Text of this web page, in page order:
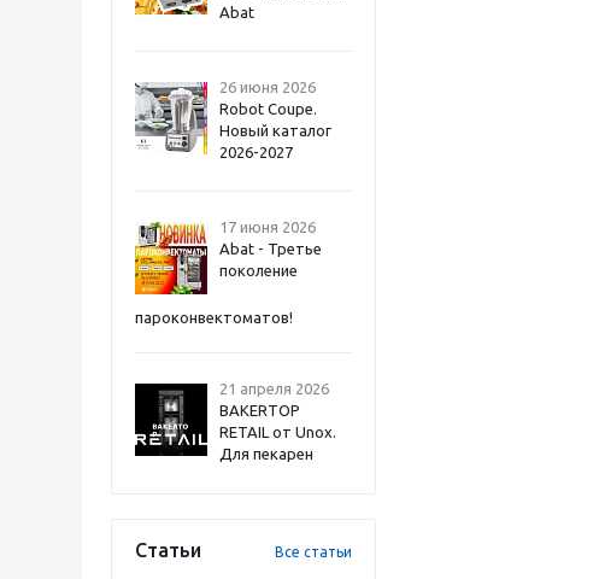
Abat
26 июня 2026
Robot Coupe.
Новый каталог
2026-2027
17 июня 2026
Abat - Третье
поколение
пароконвектоматов!
21 апреля 2026
BAKERTOP
RETAIL от Unox.
Для пекарен
Статьи Все статьи